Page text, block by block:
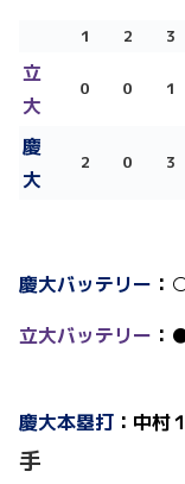
１ ２ ３
立
大
０ ０ １
慶
大
２ ０ ３
慶大バッテリー ：
立大バッテリー ：
慶大本塁打 ：中村
手